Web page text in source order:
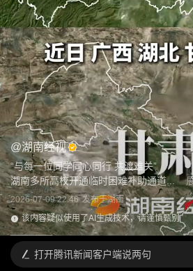
@湖南经视
“与每一位同学同心同行 共渡难关”
湖南多所高校开通临时困难补助通道...
2026-07-09 22:46 发布于湖南
该内容疑似使用了AI生成技术，请谨慎甄别
打开腾讯新闻客户端说两句